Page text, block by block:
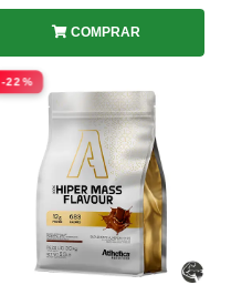
COMPRAR
-22%